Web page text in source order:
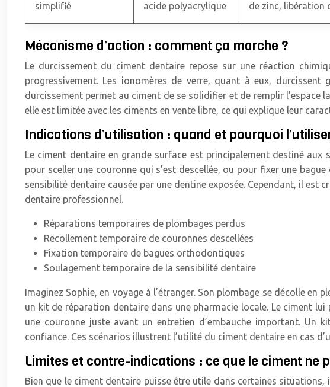
simplifié
acide polyacrylique
de zinc, libération
Mécanisme d’action : comment ça marche ?
Le durcissement du ciment dentaire repose sur une réaction
progressivement. Les ionomères de verre, quant à eux,
durcissement permet au ciment de se solidifier et de remplir l’espace
elle est limitée avec les ciments en vente libre, ce qui explique leur
Indications d’utilisation : quand et pourquoi
Le ciment dentaire en grande surface est principalement destiné
pour sceller une couronne qui s’est descellée, ou pour fixer une
sensibilité dentaire causée par une dentine exposée. Cependant, il
dentaire professionnel.
Réparations temporaires de plombages perdus
Recollement temporaire de couronnes descellées
Fixation temporaire de bagues orthodontiques
Soulagement temporaire de la sensibilité dentaire
Imaginez Sophie, en voyage à l’étranger. Son plombage se décolle
un kit de réparation dentaire dans une pharmacie locale. Le ciment
une couronne juste avant un entretien d’embauche important. Un
confiance. Ces scénarios illustrent l’utilité du ciment dentaire en cas
Limites et contre-indications : ce que le ciment ne
Bien que le ciment dentaire puisse être utile dans certaines